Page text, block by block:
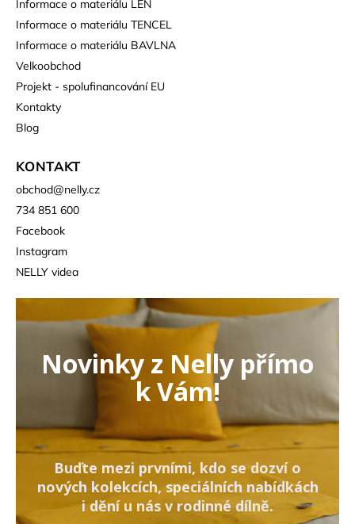
Informace o materiálu LEN
Informace o materiálu TENCEL
Informace o materiálu BAVLNA
Velkoobchod
Projekt - spolufinancování EU
Kontakty
Blog
KONTAKT
obchod@nelly.cz
734 851 600
Facebook
Instagram
NELLY videa
Novinky z Nelly přímo
k Vám!
Buďte mezi prvními, kdo se dozví o
nových kolekcích, speciálních nabídkách
i dění u nás v rodinné dílně.